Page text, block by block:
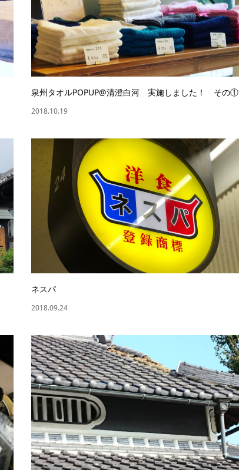
泉州タオルPOPUP@清澄白河 実施しました！ その①
2018.10.19
ネスパ
2018.09.24